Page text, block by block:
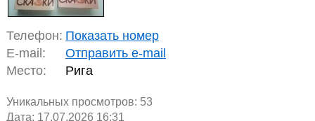
Телефон: Показать номер
E-mail:
Отправить e-mail
Место:
Рига
Уникальных просмотров: 53
Дата: 17.07.2026 16:31